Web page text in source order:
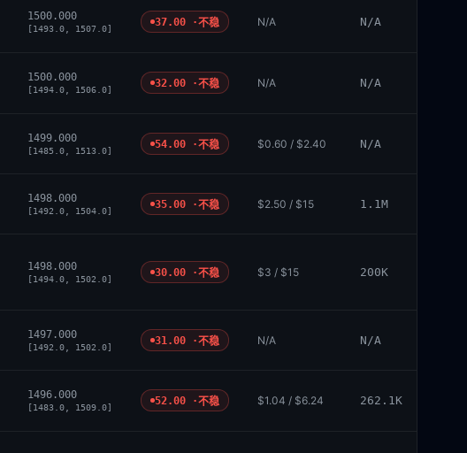
1500.000
[1493.0, 1507.0]
37.00 ·不稳 N/A N/A
1500.000
[1494.0, 1506.0]
32.00 ·不稳 N/A N/A
1499.000
[1485.0, 1513.0]
54.00 ·不稳 $0.60 / $2.40 N/A
1498.000
[1492.0, 1504.0]
35.00 ·不稳 $2.50 / $15 1.1M
1498.000
[1494.0, 1502.0]
30.00 ·不稳 $3 / $15 200K
1497.000
[1492.0, 1502.0]
31.00 ·不稳 N/A N/A
1496.000
[1483.0, 1509.0]
52.00 ·不稳 $1.04 / $6.24 262.1K